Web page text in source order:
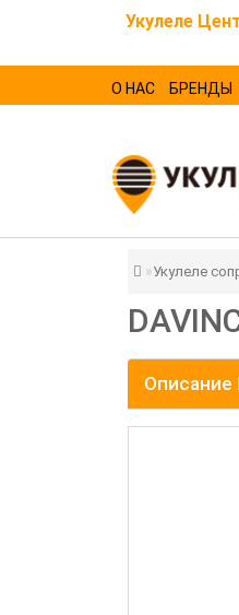
Укулеле
О НАС БРЕНДЫ
Укулеле
Описание